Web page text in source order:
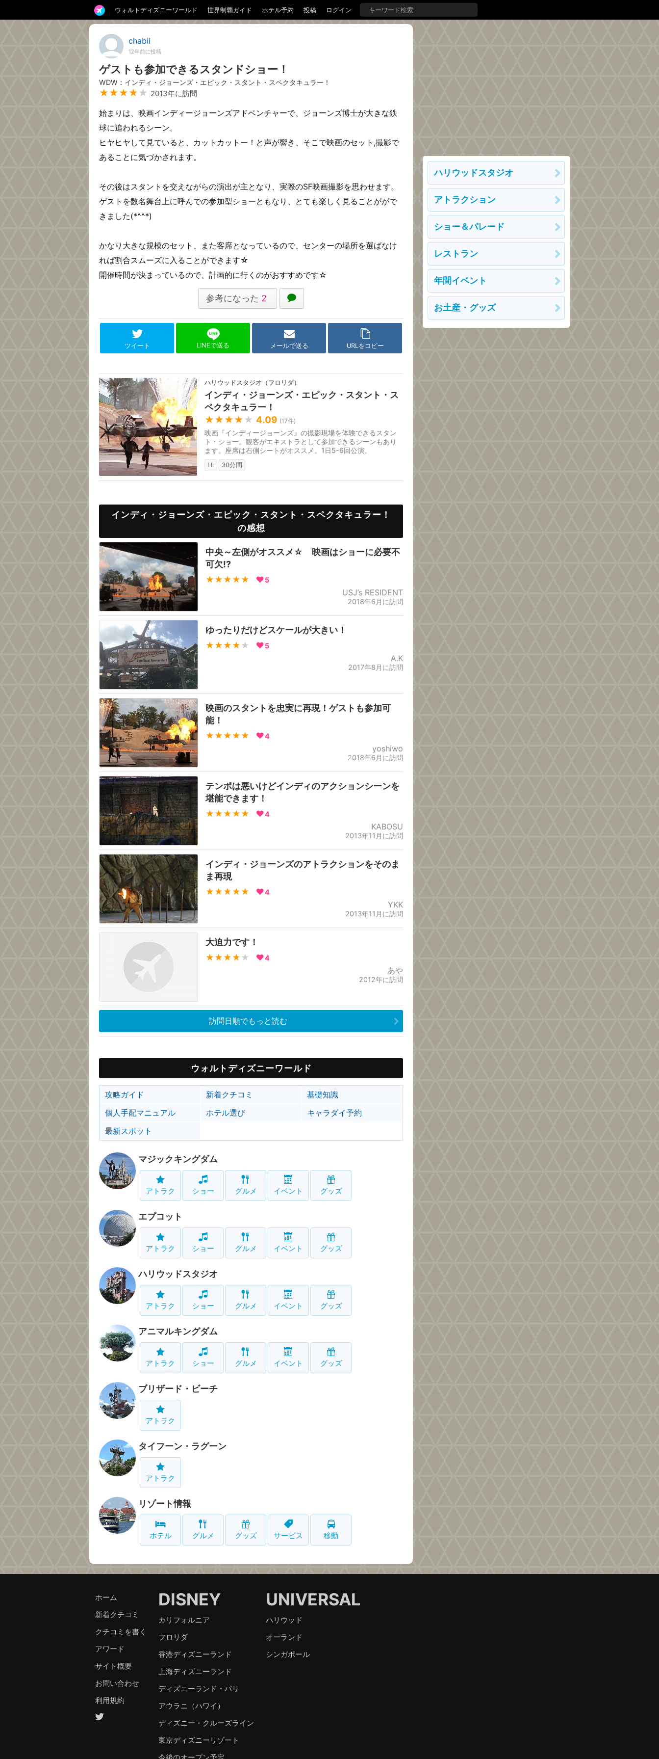
ウォルトディズニーワールド 世界制覇ガイド ホテル予約 投稿 ログイン
chabii
12年前に投稿
ゲストも参加できるスタンドショー！
WDW：インディ・ジョーンズ・エピック・スタント・スペクタキュラー！
★★★★ ★ 2013年に訪問
始まりは、映画インディージョーンズアドベンチャーで、ジョーンズ博士が大きな鉄
球に追われるシーン。
ヒヤヒヤして見ていると、カットカットー！と声が響き、そこで映画のセット,撮影で
あることに気づかされます。
その後はスタントを交えながらの演出が主となり、実際のSF映画撮影を思わせます。
ゲストを数名舞台上に呼んでの参加型ショーともなり、とても楽しく見ることががで
きました(*^^*)
かなり大きな規模のセット、また客席となっているので、センターの場所を選ばなけ
れば割合スムーズに入ることができます☆
開催時間が決まっているので、計画的に行くのがおすすめです☆
参考になった 2
ツイート LINEで送る メールで送る URLをコピー
ハリウッドスタジオ（フロリダ）
インディ・ジョーンズ・エピック・スタント・ス
ペクタキュラー！
★★★★ ★ 4.09 (17件)
映画『インディージョーンズ』の撮影現場を体験できるスタン
ト・ショー。観客がエキストラとして参加できるシーンもあり
ます。座席は右側シートがオススメ。1日5-6回公演。
LL 30分間
インディ・ジョーンズ・エピック・スタント・スペクタキュラー！
の感想
中央～左側がオススメ☆ 映画はショーに必要不
可欠!?
★★★★★ 5
USJ’s RESIDENT
2018年6月に訪問
ゆったりだけどスケールが大きい！
★★★★ ★ 5
A.K
2017年8月に訪問
映画のスタントを忠実に再現！ゲストも参加可
能！
★★★★★ 4
yoshiwo
2018年6月に訪問
テンポは悪いけどインディのアクションシーンを
堪能できます！
★★★★★ 4
KABOSU
2013年11月に訪問
インディ・ジョーンズのアトラクションをそのま
ま再現
★★★★★ 4
YKK
2013年11月に訪問
大迫力です！
★★★★ ★ 4
あや
2012年に訪問
訪問日順でもっと読む
ウォルトディズニーワールド
攻略ガイド 新着クチコミ
基礎知識
個人手配マニュアル
ホテル選び
キャラダイ予約
最新スポット
マジックキングダム
アトラク ショー グルメ イベント グッズ
エプコット
アトラク ショー グルメ イベント グッズ
ハリウッドスタジオ
アトラク ショー グルメ イベント グッズ
アニマルキングダム
アトラク ショー グルメ イベント グッズ
ブリザード・ビーチ
アトラク
タイフーン・ラグーン
アトラク
リゾート情報
ホテル グルメ グッズ サービス 移動
ハリウッドスタジオ
アトラクション
ショー＆パレード
レストラン
年間イベント
お土産・グッズ
ホーム
新着クチコミ
クチコミを書く
アワード
サイト概要
お問い合わせ
利用規約
DISNEY
カリフォルニア
フロリダ
香港ディズニーランド
上海ディズニーランド
ディズニーランド・パリ
アウラニ（ハワイ）
ディズニー・クルーズライン
東京ディズニーリゾート
UNIVERSAL
ハリウッド
オーランド
シンガポール